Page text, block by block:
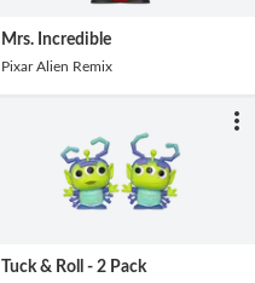
Mrs. Incredible
Pixar Alien Remix
Tuck & Roll - 2 Pack